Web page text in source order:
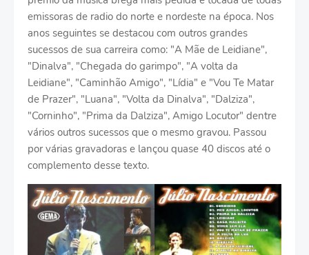
emissoras de radio do norte e nordeste na época. Nos
anos seguintes se destacou com outros grandes
sucessos de sua carreira como: "A Mãe de Leidiane",
"Dinalva", "Chegada do garimpo", "A volta da
Leidiane", "Caminhão Amigo", "Lídia" e "Vou Te Matar
de Prazer", "Luana", "Volta da Dinalva", "Dalziza",
"Corninho", "Prima da Dalziza", Amigo Locutor" dentre
vários outros sucessos que o mesmo gravou. Passou
por várias gravadoras e lançou quase 40 discos até o
complemento desse texto.